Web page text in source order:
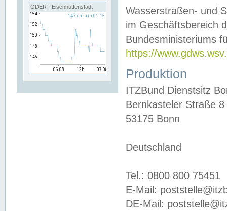
ODER - Eisenhüttenstadt
Wasserstraßen- und
im Geschäftsbereich
Bundesministeriums
https://
Produktion
ITZBund Dienstsitz
Bernkasteler Straße 8
53175 Bonn
Deutschland
Tel.: 0800 800 75451
E-Mail:
DE-Mail: